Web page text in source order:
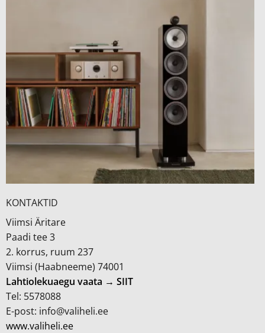
KONTAKTID
Viimsi Äritare
Paadi tee 3
2. korrus, ruum 237
Viimsi (Haabneeme) 74001
Lahtiolekuaegu vaata → SIIT
Tel: 5578088
E-post: info@valiheli.ee
www.valiheli.ee